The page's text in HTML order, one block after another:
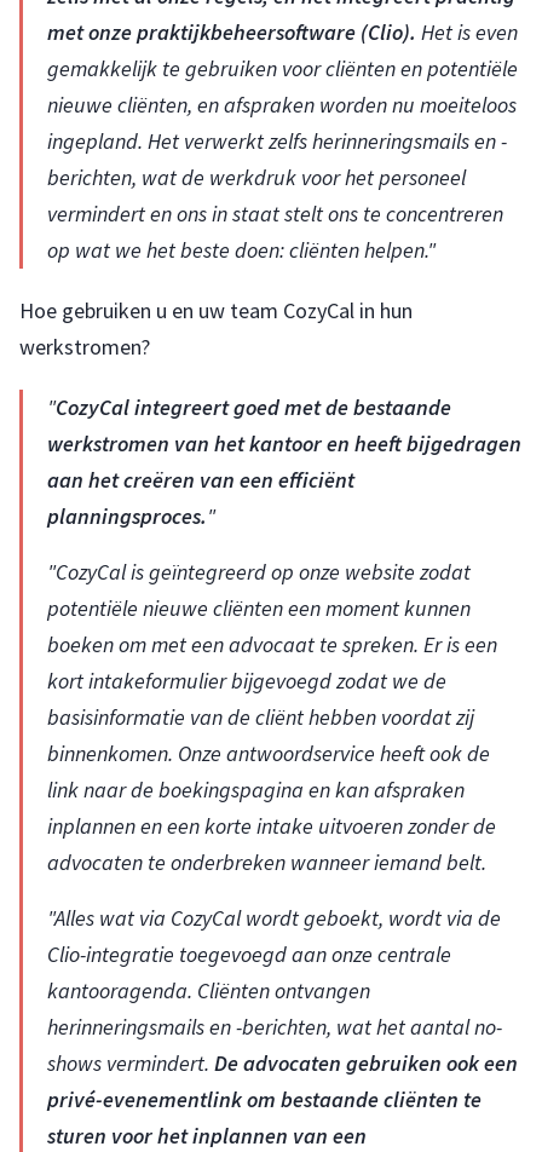
met onze praktijkbeheersoftware (Clio). Het is even
gemakkelijk te gebruiken voor cliënten en potentiële
nieuwe cliënten, en afspraken worden nu moeiteloos
ingepland. Het verwerkt zelfs herinneringsmails en -
berichten, wat de werkdruk voor het personeel
vermindert en ons in staat stelt ons te concentreren
op wat we het beste doen: cliënten helpen."
Hoe gebruiken u en uw team CozyCal in hun
werkstromen?
"CozyCal integreert goed met de bestaande
werkstromen van het kantoor en heeft bijgedragen
aan het creëren van een efficiënt
planningsproces."
"CozyCal is geïntegreerd op onze website zodat
potentiële nieuwe cliënten een moment kunnen
boeken om met een advocaat te spreken. Er is een
kort intakeformulier bijgevoegd zodat we de
basisinformatie van de cliënt hebben voordat zij
binnenkomen. Onze antwoordservice heeft ook de
link naar de boekingspagina en kan afspraken
inplannen en een korte intake uitvoeren zonder de
advocaten te onderbreken wanneer iemand belt.
"Alles wat via CozyCal wordt geboekt, wordt via de
Clio-integratie toegevoegd aan onze centrale
kantooragenda. Cliënten ontvangen
herinneringsmails en -berichten, wat het aantal no-
shows vermindert. De advocaten gebruiken ook een
privé-evenementlink om bestaande cliënten te
sturen voor het inplannen van een